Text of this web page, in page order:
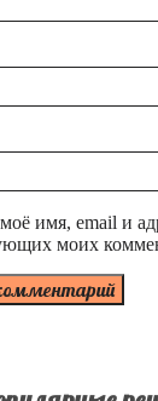
имя, email и
моих